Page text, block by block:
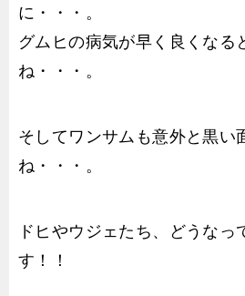
に・・・。
グムヒの病気が早く良くなる
ね・・・。
そしてワンサムも意外と黒い
ね・・・。
ドヒやウジェたち、どうな
す！！